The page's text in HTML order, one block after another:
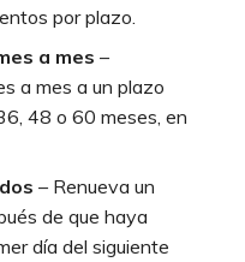
por plazo.
a mes –
a mes a un plazo
48 o 60 meses, en
– Renueva un
de que haya
día del siguiente